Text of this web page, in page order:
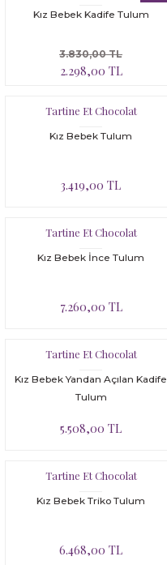
Kız Bebek Kadife Tulum
2.298,00 TL
3.830,00 TL
Tartine Et Chocolat
Kız Bebek Tulum
3.419,00 TL
Tartine Et Chocolat
Kız Bebek İnce Tulum
7.260,00 TL
Tartine Et Chocolat
Kız Bebek Yandan Açılan Kadife
Tulum
5.508,00 TL
Tartine Et Chocolat
Kız Bebek Triko Tulum
6.468,00 TL